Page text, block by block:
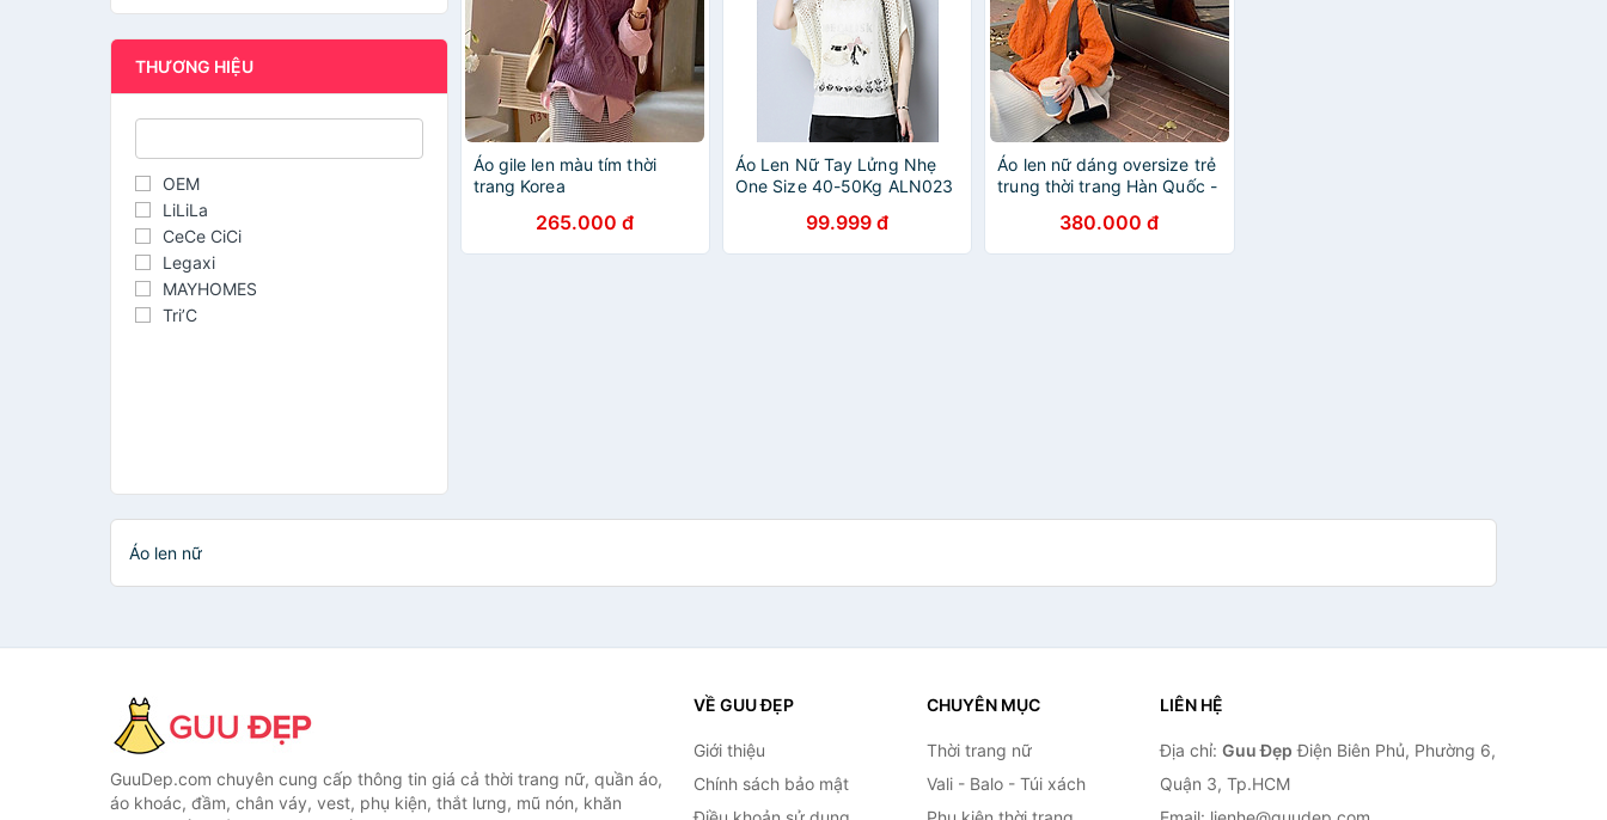
THƯƠNG HIỆU
OEM
LiLiLa
CeCe CiCi
Legaxi
MAYHOMES
Tri’C
Áo gile len màu tím thời
trang Korea
265.000 đ
Áo Len Nữ Tay Lửng Nhẹ
One Size 40-50Kg ALN023
99.999 đ
Áo len nữ dáng oversize trẻ
trung thời trang Hàn Quốc -
380.000 đ
Áo len nữ
GuuDep.com chuyên cung cấp thông tin giá cả thời trang nữ, quần áo,
áo khoác, đầm, chân váy, vest, phụ kiện, thắt lưng, mũ nón, khăn
VỀ GUU ĐẸP
Giới thiệu
Chính sách bảo mật
CHUYÊN MỤC
Thời trang nữ
Vali - Balo - Túi xách
LIÊN HỆ
Địa chỉ: Guu Đẹp Điện Biên Phủ, Phường 6,
Quận 3, Tp.HCM